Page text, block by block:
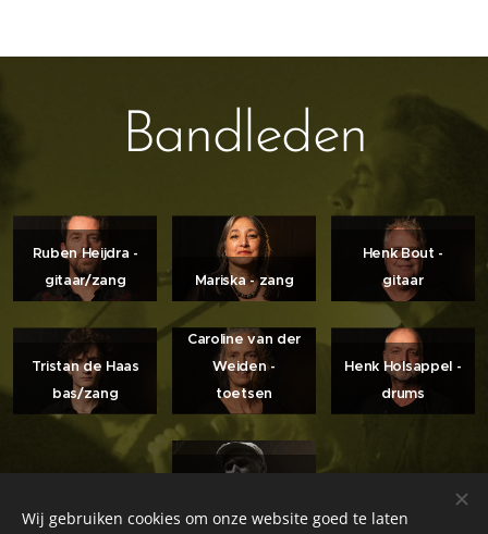
Bandleden
Ruben Heijdra -
gitaar/zang
Mariska - zang
Henk Bout -
gitaar
Tristan de Haas
bas/zang
Caroline van der
Weiden -
toetsen
Henk Holsappel -
drums
Marijn Teuling -
Wij gebruiken cookies om onze website goed te laten